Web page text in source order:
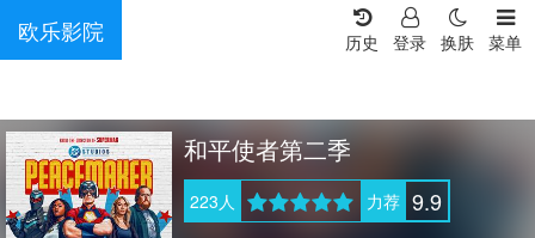
欧乐影院 菜单
换肤
登录
历史
和平使者第二季
223人 力荐 9.9